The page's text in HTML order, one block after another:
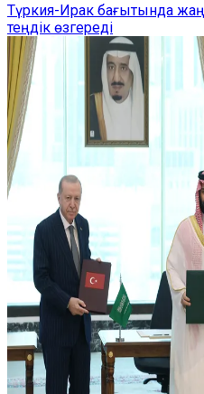
Түркия-Ирак бағытында
теңдік өзгереді